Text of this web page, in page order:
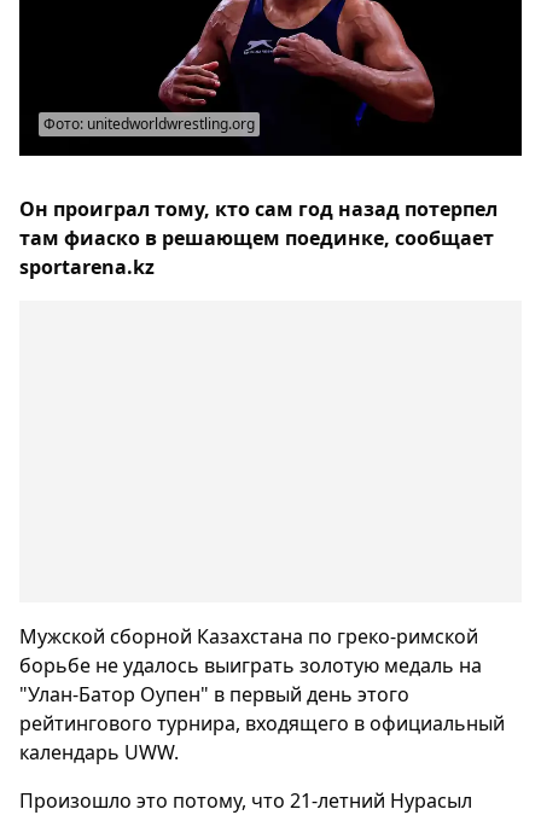
Фото: unitedworldwrestling.org
Он проиграл тому, кто сам год назад потерпел
там фиаско в решающем поединке, сообщает
sportarena.kz
Мужской сборной Казахстана по греко-римской
борьбе не удалось выиграть золотую медаль на
"Улан-Батор Оупен" в первый день этого
рейтингового турнира, входящего в официальный
календарь UWW.
Произошло это потому, что 21-летний Нурасыл